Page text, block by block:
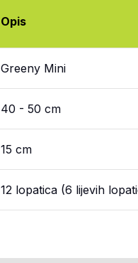
Opis
Greeny Mini
40 - 50 cm
15 cm
12 lopatica (6 lijevih